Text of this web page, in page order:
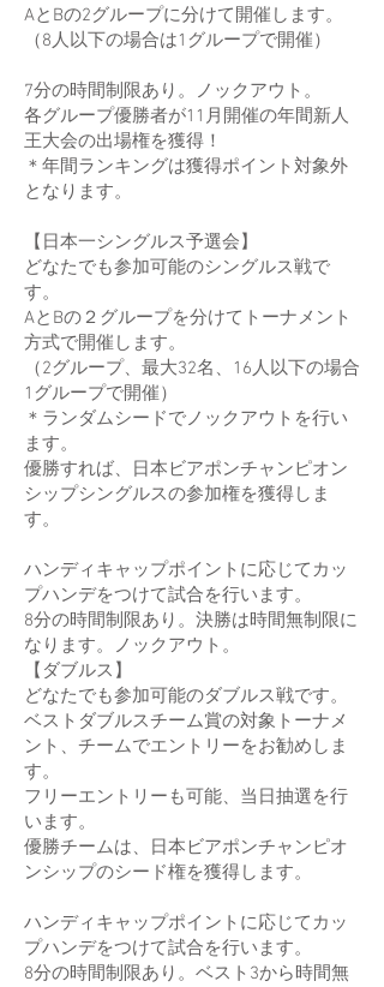
AとBの2グループに分けて開催します。
（8人以下の場合は1グループで開催）
7分の時間制限あり。ノックアウト。
各グループ優勝者が11月開催の年間新人
王大会の出場権を獲得！
＊年間ランキングは獲得ポイント対象外
となります。
【日本一シングルス予選会】
どなたでも参加可能のシングルス戦で
す。
AとBの２グループを分けてトーナメント
方式で開催します。
（2グループ、最大32名、16人以下の場合
1グループで開催）
＊ランダムシードでノックアウトを行い
ます。
​​優勝すれば、日本ビアポンチャンピオン
シップシングルスの参加権を獲得しま
す。
ハンディキャップポイントに応じてカッ
プハンデをつけて試合を行います。
8分の時間制限あり。決勝は時間無制限に
なります。ノックアウト。
​【ダブルス】
どなたでも参加可能のダブルス戦です。
ベストダブルスチーム賞の対象トーナメ
ント、チームでエントリーをお勧めしま
す。
フリーエントリーも可能、当日抽選を行
います。​
優勝チームは、日本ビアポンチャンピオ
ンシップのシード権を獲得します。
ハンディキャップポイントに応じてカッ
プハンデをつけて試合を行います。
8分の時間制限あり。ベスト3から時間無